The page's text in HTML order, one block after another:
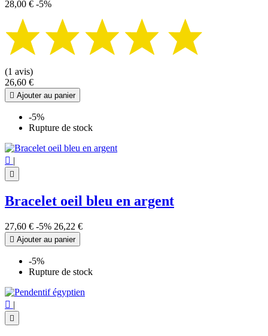
28,00 € -5%
(1 avis)
26,60 €
 Ajouter au panier
-5%
Rupture de stock
 |

Bracelet oeil bleu en argent
27,60 € -5% 26,22 €
 Ajouter au panier
-5%
Rupture de stock
 |
